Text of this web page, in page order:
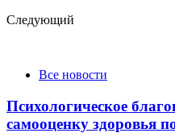
Следующий
Все новости
Психологическое
самооценку здоровья